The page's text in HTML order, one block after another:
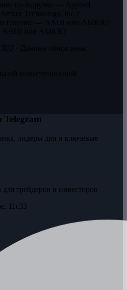
Telegram
лидеры дня и ключевые
трейдеров и инвесторов
11с33